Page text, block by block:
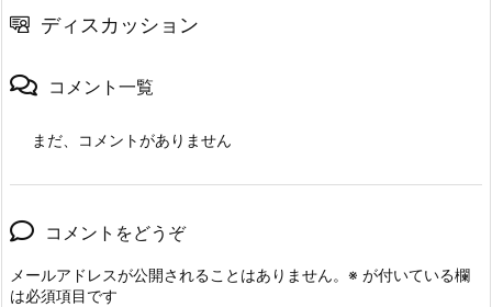
ディスカッション
コメント一覧
まだ、コメントがありません
コメントをどうぞ
メールアドレスが公開されることはありません。 ※ が付いている欄
は必須項目です